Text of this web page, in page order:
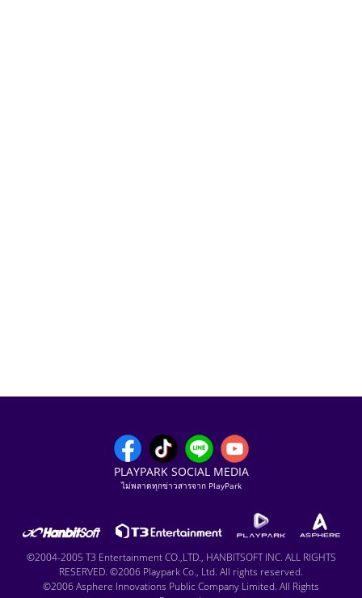
PLAYPARK SOCIAL MEDIA
ไม่พลาดทุกข่าวสารจาก PlayPark
©2004-2005 T3 Entertainment CO.,LTD., HANBITSOFT INC. ALL RIGHTS
RESERVED. ©2006 Playpark Co., Ltd. All rights reserved.
©2006 Asphere Innovations Public Company Limited. All Rights